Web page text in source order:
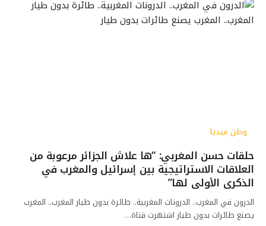
وطن ميديا
حلقات حسن المغربي: “ها علاش الجزائر مرعوبة من
العلاقات الاستراتيجية بين إسرائيل والمغرب في
الذكرى الأولى لها”
الدرون في المغرب.. الدرونات المغربية.. طائرة بدون طيار المغرب.. المغرب
يصنع طائرات بدون طيار اشتهرت قناة…